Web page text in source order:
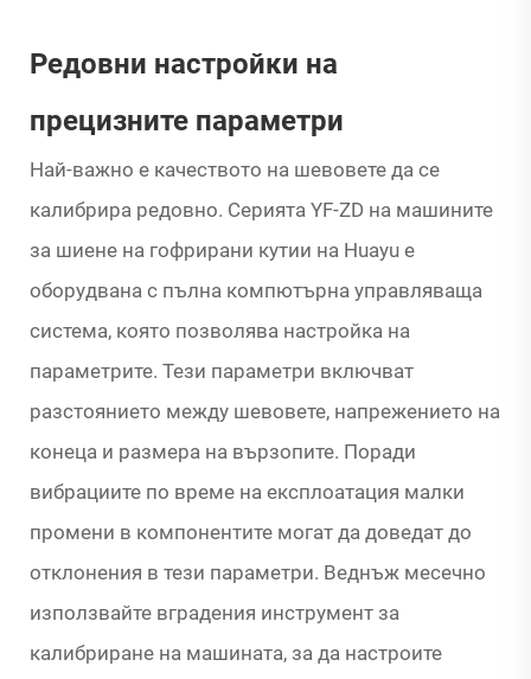
Редовни настройки на
прецизните параметри
Най-важно е качеството на шевовете да се
калибрира редовно. Серията YF-ZD на машините
за шиене на гофрирани кутии на Huayu е
оборудвана с пълна компютърна управляваща
система, която позволява настройка на
параметрите. Тези параметри включват
разстоянието между шевовете, напрежението на
конеца и размера на вързопите. Поради
вибрациите по време на експлоатация малки
промени в компонентите могат да доведат до
отклонения в тези параметри. Веднъж месечно
използвайте вградения инструмент за
калибриране на машината, за да настроите